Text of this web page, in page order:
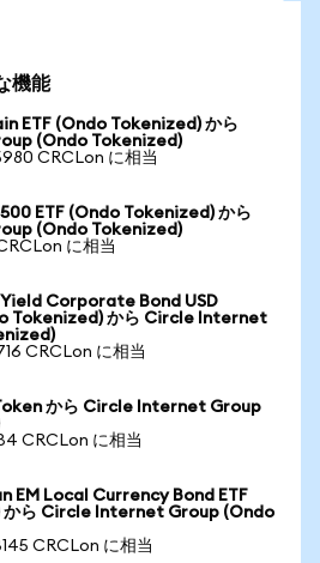
機能
ETF (Ondo Tokenized) から
(Ondo Tokenized)
CRCLon に相当
ETF (Ondo Tokenized) から
(Ondo Tokenized)
に相当
Corporate Bond USD
Tokenized) から Circle Internet
CRCLon に相当
から Circle Internet Group
CRCLon に相当
EM Local Currency Bond ETF
から Circle Internet Group (Ondo
CRCLon に相当